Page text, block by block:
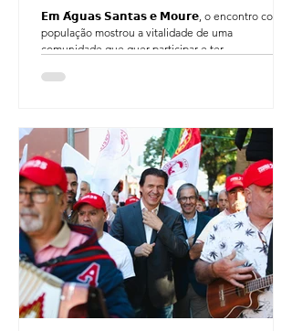
𝗘𝗺 𝗔́𝗴𝘂𝗮𝘀 𝗦𝗮𝗻𝘁𝗮𝘀 𝗲 𝗠𝗼𝘂𝗿𝗲, o encontro com a
população mostrou a vitalidade de uma
comunidade que quer participar e ter...